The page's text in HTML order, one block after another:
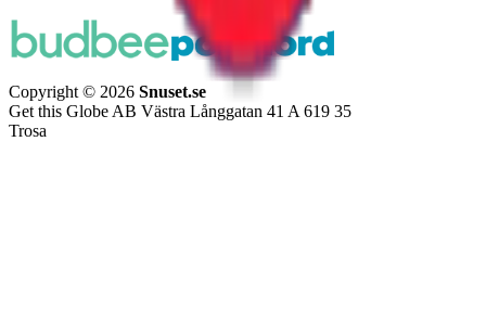
Copyright © 2026 Snuset.se
Get this Globe AB Västra Långgatan 41 A 619 35
Trosa